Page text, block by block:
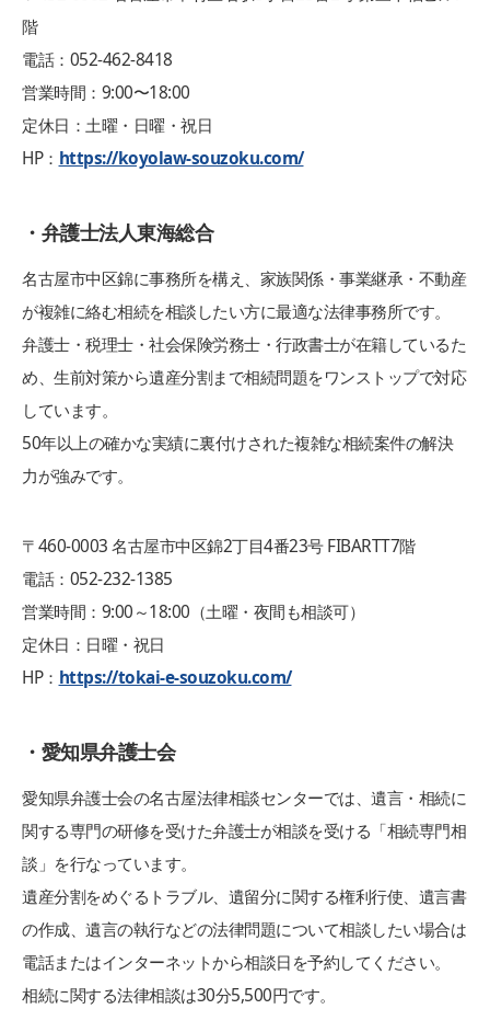
階
電話：052-462-8418
営業時間：9:00〜18:00
定休日：土曜・日曜・祝日
HP： https://koyolaw-souzoku.com/
・弁護士法人東海総合
名古屋市中区錦に事務所を構え、家族関係・事業継承・不動産
が複雑に絡む相続を相談したい方に最適な法律事務所です。
弁護士・税理士・社会保険労務士・行政書士が在籍しているた
め、生前対策から遺産分割まで相続問題をワンストップで対応
しています。
50年以上の確かな実績に裏付けされた複雑な相続案件の解決
力が強みです。
〒460‑0003 名古屋市中区錦2丁目4番23号 FIBARTT7階
電話：052‑232‑1385
営業時間：9:00～18:00（土曜・夜間も相談可）
定休日：日曜・祝日
HP： https://tokai-e-souzoku.com/
・愛知県弁護士会
愛知県弁護士会の名古屋法律相談センターでは、遺言・相続に
関する専門の研修を受けた弁護士が相談を受ける「相続専門相
談」を行なっています。
遺産分割をめぐるトラブル、遺留分に関する権利行使、遺言書
の作成、遺言の執行などの法律問題について相談したい場合は
電話またはインターネットから相談日を予約してください。
相続に関する法律相談は30分5,500円です。